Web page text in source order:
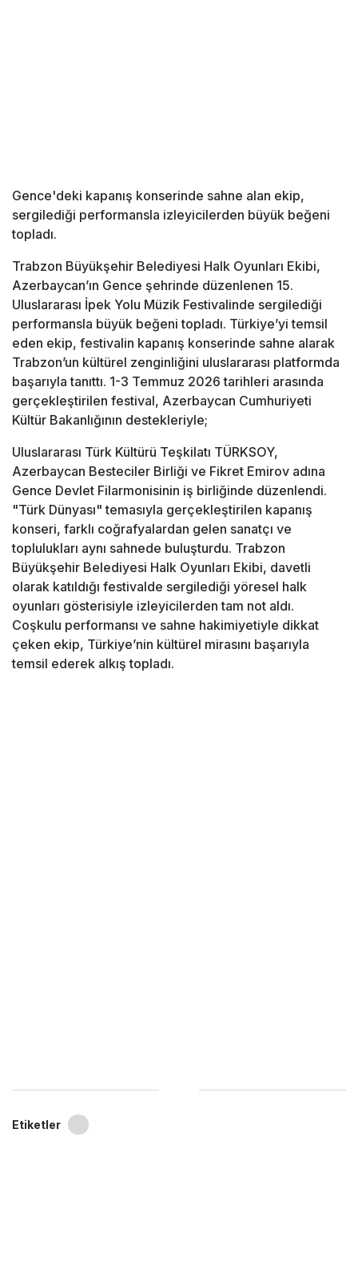
Gence'deki kapanış konserinde sahne alan ekip,
sergilediği performansla izleyicilerden büyük beğeni
topladı.
Trabzon Büyükşehir Belediyesi Halk Oyunları Ekibi,
Azerbaycan’ın Gence şehrinde düzenlenen 15.
Uluslararası İpek Yolu Müzik Festivalinde sergilediği
performansla büyük beğeni topladı. Türkiye’yi temsil
eden ekip, festivalin kapanış konserinde sahne alarak
Trabzon’un kültürel zenginliğini uluslararası platformda
başarıyla tanıttı. 1-3 Temmuz 2026 tarihleri arasında
gerçekleştirilen festival, Azerbaycan Cumhuriyeti
Kültür Bakanlığının destekleriyle;
Uluslararası Türk Kültürü Teşkilatı TÜRKSOY,
Azerbaycan Besteciler Birliği ve Fikret Emirov adına
Gence Devlet Filarmonisinin iş birliğinde düzenlendi.
"Türk Dünyası" temasıyla gerçekleştirilen kapanış
konseri, farklı coğrafyalardan gelen sanatçı ve
toplulukları aynı sahnede buluşturdu. Trabzon
Büyükşehir Belediyesi Halk Oyunları Ekibi, davetli
olarak katıldığı festivalde sergilediği yöresel halk
oyunları gösterisiyle izleyicilerden tam not aldı.
Coşkulu performansı ve sahne hakimiyetiyle dikkat
çeken ekip, Türkiye’nin kültürel mirasını başarıyla
temsil ederek alkış topladı.
Etiketler